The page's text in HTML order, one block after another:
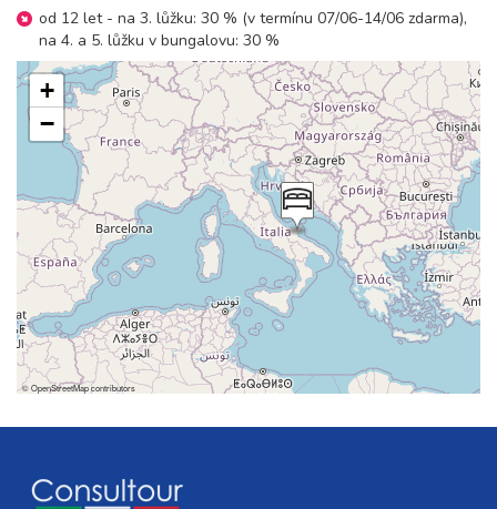
od 12 let - na 3. lůžku: 30 % (v termínu 07/06-14/06 zdarma),
na 4. a 5. lůžku v bungalovu: 30 %
+
−
©OpenStreetMapcontributors